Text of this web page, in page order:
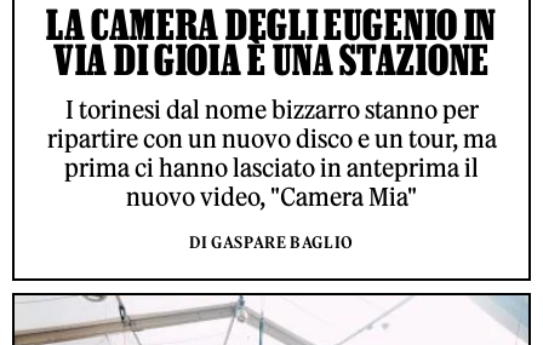
LA CAMERA DEGLI EUGENIO IN
VIA DI GIOIA È UNA STAZIONE
I torinesi dal nome bizzarro stanno per
ripartire con un nuovo disco e un tour, ma
prima ci hanno lasciato in anteprima il
nuovo video, "Camera Mia"
DI GASPARE BAGLIO